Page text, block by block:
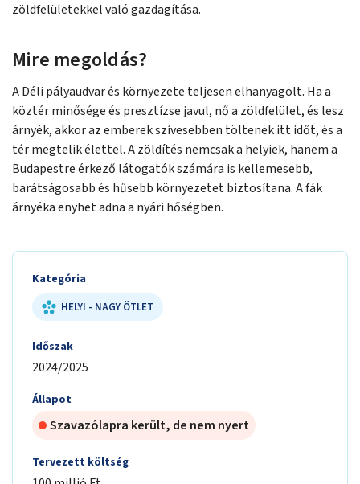
zöldfelületekkel való gazdagítása.
Mire megoldás?
A Déli pályaudvar és környezete teljesen elhanyagolt. Ha a
köztér minősége és presztízse javul, nő a zöldfelület, és lesz
árnyék, akkor az emberek szívesebben töltenek itt időt, és a
tér megtelik élettel. A zöldítés nemcsak a helyiek, hanem a
Budapestre érkező látogatók számára is kellemesebb,
barátságosabb és hűsebb környezetet biztosítana. A fák
árnyéka enyhet adna a nyári hőségben.
Kategória
HELYI - NAGY ÖTLET
Időszak
2024/2025
Állapot
Szavazólapra került, de nem nyert
Tervezett költség